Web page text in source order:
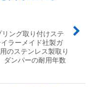
ング取り付けステ
ラーメイド社製ガ
のステンレス製取り
ダンパーの耐用年数